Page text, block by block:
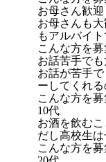
お母さん歓迎
お母さんも
もアルバイト
こんな方を
お話苦手で
お話が苦手
ーしてくれる
こんな方を
10代
お酒を飲む
だし高校生は
こんな方を